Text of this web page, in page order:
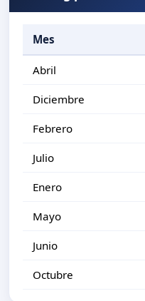
Mes
Abril
Diciembre
Febrero
Julio
Enero
Mayo
Junio
Octubre